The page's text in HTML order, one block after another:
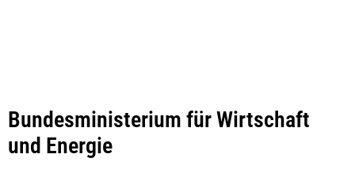
Bundesministerium für Wirtschaft
und Energie